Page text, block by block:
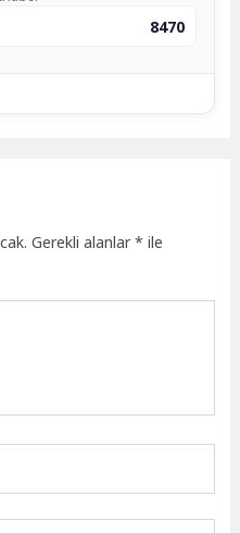
8470
Gerekli alanlar* ile